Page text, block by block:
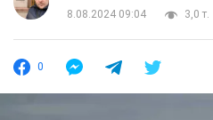
8.08.2024 09:04
3,0 т.
0